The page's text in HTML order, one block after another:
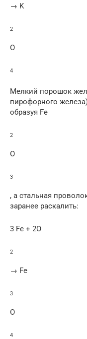
→ K
2
O
4
Мелкий порошок
пирофорного
образуя Fe
2
O
3
, а стальная
заранее раскалить:
3 Fe + 2O
2
→ Fe
3
O
4